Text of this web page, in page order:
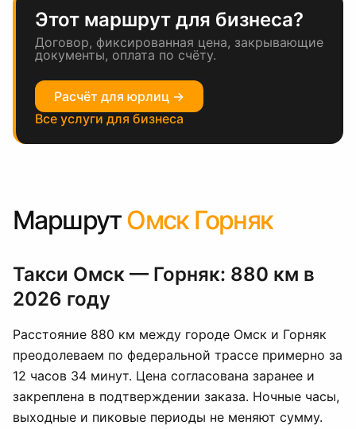
Этот маршрут для бизнеса?
Договор, фиксированная цена, закрывающие
документы, оплата по счёту.
Расчёт для юрлиц →
Все услуги для бизнеса
МаршрутОмск Горняк
Такси Омск — Горняк: 880 км в
2026 году
Расстояние 880 км между городе Омск и Горняк
преодолеваем по федеральной трассе примерно за
12 часов 34 минут. Цена согласована заранее и
закреплена в подтверждении заказа. Ночные часы,
выходные и пиковые периоды не меняют сумму.